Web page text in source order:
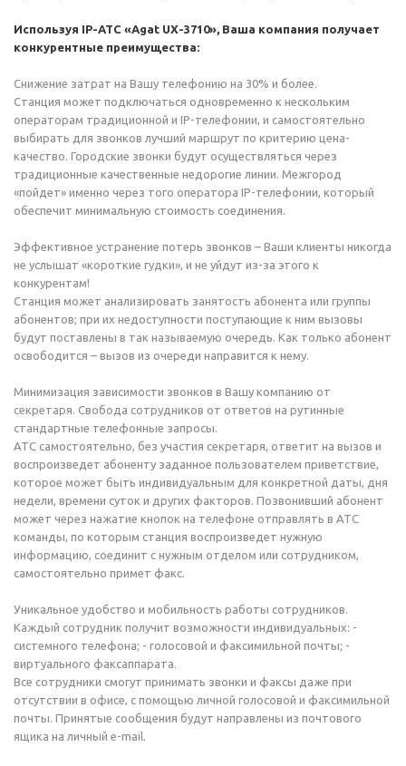
Используя IP-АТС «Agat UX-3710», Ваша компания получает
конкурентные преимущества:
Снижение затрат на Вашу телефонию на 30% и более.
Станция может подключаться одновременно к нескольким
операторам традиционной и IP-телефонии, и самостоятельно
выбирать для звонков лучший маршрут по критерию цена-
качество. Городские звонки будут осуществляться через
традиционные качественные недорогие линии. Межгород
«пойдет» именно через того оператора IP-телефонии, который
обеспечит минимальную стоимость соединения.
Эффективное устранение потерь звонков – Ваши клиенты никогда
не услышат «короткие гудки», и не уйдут из-за этого к
конкурентам!
Станция может анализировать занятость абонента или группы
абонентов; при их недоступности поступающие к ним вызовы
будут поставлены в так называемую очередь. Как только абонент
освободится – вызов из очереди направится к нему.
Минимизация зависимости звонков в Вашу компанию от
секретаря. Свобода сотрудников от ответов на рутинные
стандартные телефонные запросы.
АТС самостоятельно, без участия секретаря, ответит на вызов и
воспроизведет абоненту заданное пользователем приветствие,
которое может быть индивидуальным для конкретной даты, дня
недели, времени суток и других факторов. Позвонивший абонент
может через нажатие кнопок на телефоне отправлять в АТС
команды, по которым станция воспроизведет нужную
информацию, соединит с нужным отделом или сотрудником,
самостоятельно примет факс.
Уникальное удобство и мобильность работы сотрудников.
Каждый сотрудник получит возможности индивидуальных: -
системного телефона; - голосовой и факсимильной почты; -
виртуального факсаппарата.
Все сотрудники смогут принимать звонки и факсы даже при
отсутствии в офисе, с помощью личной голосовой и факсимильной
почты. Принятые сообщения будут направлены из почтового
ящика на личный e-mail.